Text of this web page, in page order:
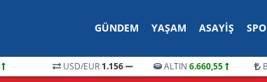
GÜNDEM YAŞAM ASAYIŞ
USD/EUR 1.156 ALTIN 6.660,55